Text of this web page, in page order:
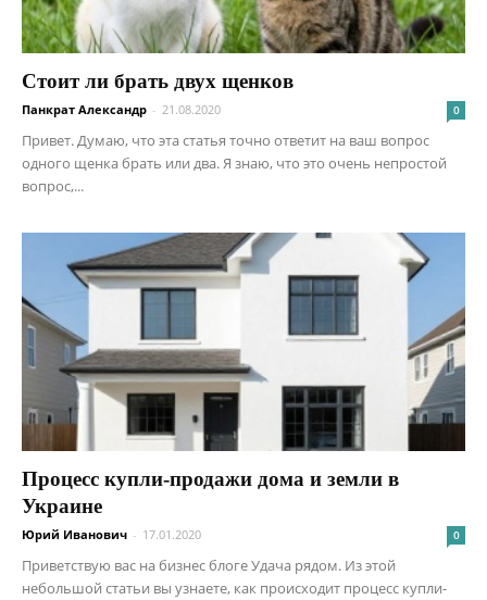
Стоит ли брать двух щенков
Панкрат Александр - 21.08.2020 0
Привет. Думаю, что эта статья точно ответит на ваш вопрос
одного щенка брать или два. Я знаю, что это очень непростой
вопрос,...
Процесс купли-продажи дома и земли в
Украине
Юрий Иванович - 17.01.2020 0
Приветствую вас на бизнес блоге Удача рядом. Из этой
небольшой статьи вы узнаете, как происходит процесс купли-